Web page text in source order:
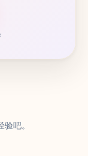
吧。